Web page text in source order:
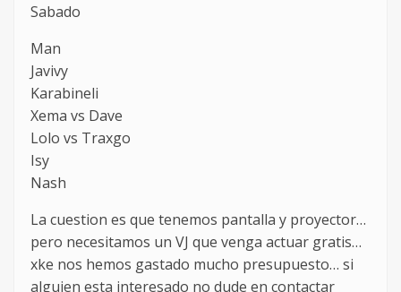
Sabado
Man
Javivy
Karabineli
Xema vs Dave
Lolo vs Traxgo
Isy
Nash
La cuestion es que tenemos pantalla y proyector…
pero necesitamos un VJ que venga actuar gratis…
xke nos hemos gastado mucho presupuesto… si
alguien esta interesado no dude en contactar